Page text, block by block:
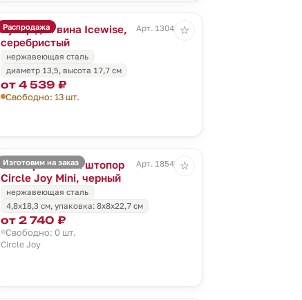
Распродажа
Кулер для вина Icewise,
серебристый
Арт. 13042.10
нержавеющая сталь
диаметр 13,5, высота 17,7 см
от 4 539 ₽
Свободно: 13 шт.
☆
Изготовим на заказ
Электрический штопор
Circle Joy Mini, черный
Арт. 18549.30
нержавеющая сталь
4,8х18,3 см, упаковка: 8х8х22,7 см
от 2 740 ₽
Свободно: 0 шт.
Circle Joy
☆